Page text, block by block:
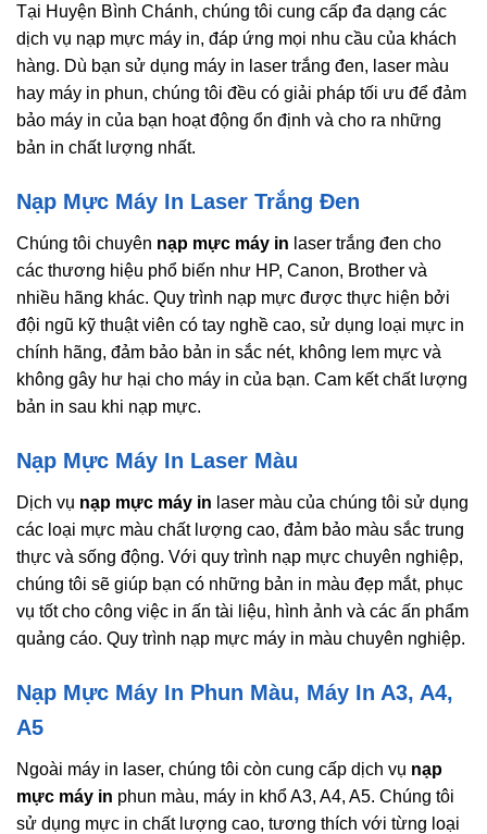
Tại Huyện Bình Chánh, chúng tôi cung cấp đa dạng các
dịch vụ nạp mực máy in, đáp ứng mọi nhu cầu của khách
hàng. Dù bạn sử dụng máy in laser trắng đen, laser màu
hay máy in phun, chúng tôi đều có giải pháp tối ưu để đảm
bảo máy in của bạn hoạt động ổn định và cho ra những
bản in chất lượng nhất.
Nạp Mực Máy In Laser Trắng Đen
Chúng tôi chuyên nạp mực máy in laser trắng đen cho
các thương hiệu phổ biến như HP, Canon, Brother và
nhiều hãng khác. Quy trình nạp mực được thực hiện bởi
đội ngũ kỹ thuật viên có tay nghề cao, sử dụng loại mực in
chính hãng, đảm bảo bản in sắc nét, không lem mực và
không gây hư hại cho máy in của bạn. Cam kết chất lượng
bản in sau khi nạp mực.
Nạp Mực Máy In Laser Màu
Dịch vụ nạp mực máy in laser màu của chúng tôi sử dụng
các loại mực màu chất lượng cao, đảm bảo màu sắc trung
thực và sống động. Với quy trình nạp mực chuyên nghiệp,
chúng tôi sẽ giúp bạn có những bản in màu đẹp mắt, phục
vụ tốt cho công việc in ấn tài liệu, hình ảnh và các ấn phẩm
quảng cáo. Quy trình nạp mực máy in màu chuyên nghiệp.
Nạp Mực Máy In Phun Màu, Máy In A3, A4,
A5
Ngoài máy in laser, chúng tôi còn cung cấp dịch vụ nạp
mực máy in phun màu, máy in khổ A3, A4, A5. Chúng tôi
sử dụng mực in chất lượng cao, tương thích với từng loại